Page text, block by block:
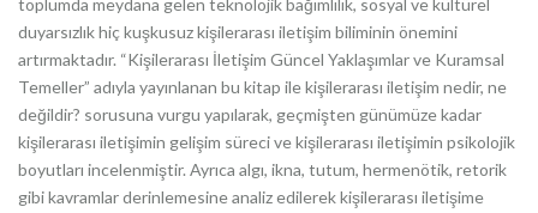
toplumda meydana gelen teknolojik bağımlılık, sosyal ve kültürel
duyarsızlık hiç kuşkusuz kişilerarası iletişim biliminin önemini
artırmaktadır. “Kişilerarası İletişim Güncel Yaklaşımlar ve Kuramsal
Temeller” adıyla yayınlanan bu kitap ile kişilerarası iletişim nedir, ne
değildir? sorusuna vurgu yapılarak, geçmişten günümüze kadar
kişilerarası iletişimin gelişim süreci ve kişilerarası iletişimin psikolojik
boyutları incelenmiştir. Ayrıca algı, ikna, tutum, hermenötik, retorik
gibi kavramlar derinlemesine analiz edilerek kişilerarası iletişime